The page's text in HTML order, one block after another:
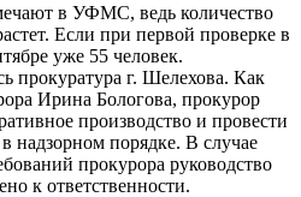
в УФМС, ведь количество
Если при первой проверке в
уже 55 человек.
прокуратура г. Шелехова. Как
Ирина Бологова, прокурор
производство и провести
надзорном порядке. В случае
прокурора руководство
к ответственности.